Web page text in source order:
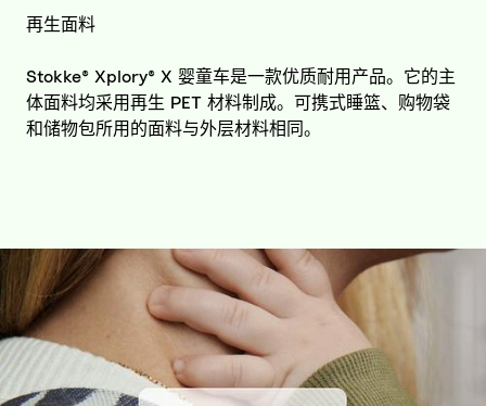
再生面料
Stokke® Xplory® X 婴童车是一款优质耐用产品。它的主
体面料均采用再生 PET 材料制成。可携式睡篮、购物袋
和储物包所用的面料与外层材料相同。